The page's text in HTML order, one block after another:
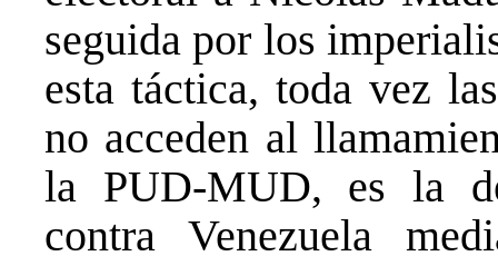
seguida por los
esta táctica, toda vez
no acceden al
la PUD-MUD, es la
contra Venezuela